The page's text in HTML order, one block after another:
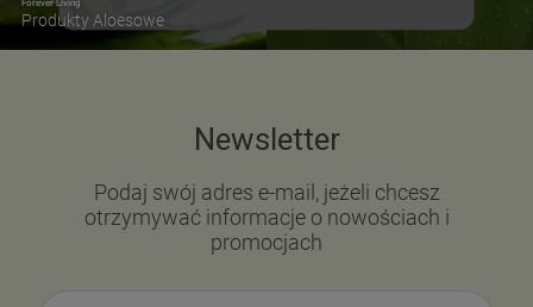
Produkty Aloesowe
Newsletter
Podaj swój adres e-mail, jeżeli chcesz
otrzymywać informacje o nowościach i
promocjach